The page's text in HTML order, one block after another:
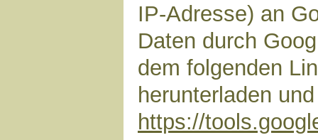
IP-Adresse) an
Daten durch
dem folgenden
herunterladen
https://